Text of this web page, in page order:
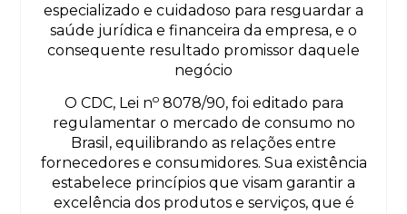
especializado e cuidadoso para resguardar a
saúde jurídica e financeira da empresa, e o
consequente resultado promissor daquele
negócio
O CDC, Lei no8078/90, foi editado para
regulamentar o mercado de consumo no
Brasil, equilibrando as relações entre
fornecedores e consumidores. Sua existência
estabelece princípios que visam garantir a
excelência dos produtos e serviços, que é